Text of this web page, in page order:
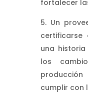
fortalecer
Un
certificarse
una
los
cumplir con